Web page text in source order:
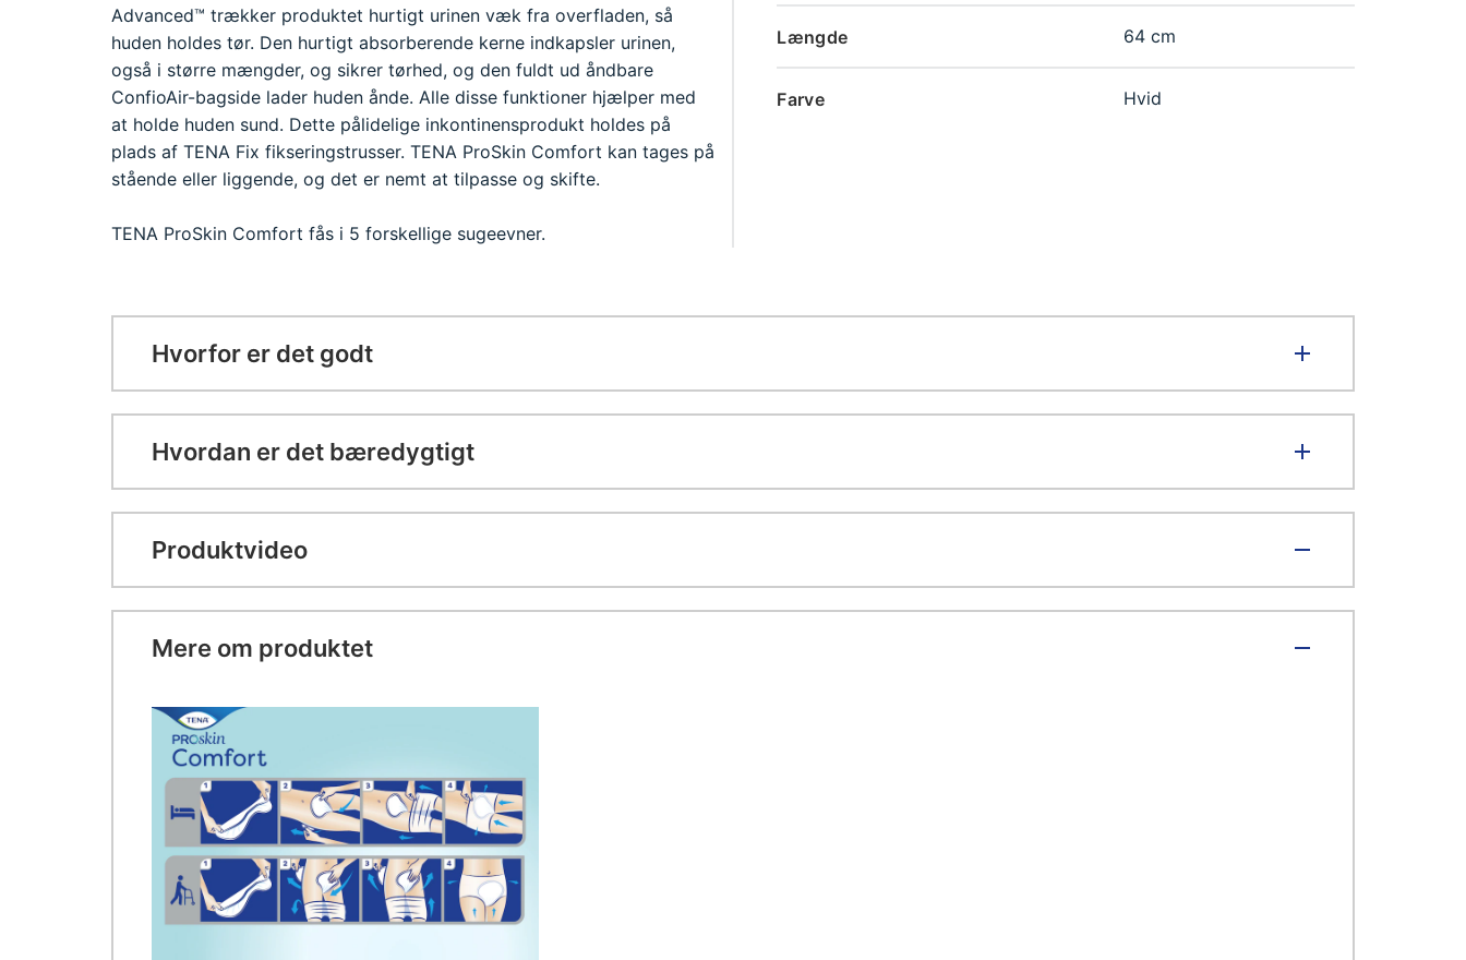
Advanced™ trækker produktet hurtigt urinen væk fra overfladen, så
huden holdes tør. Den hurtigt absorberende kerne indkapsler urinen,
også i større mængder, og sikrer tørhed, og den fuldt ud åndbare
ConfioAir-bagside lader huden ånde. Alle disse funktioner hjælper med
at holde huden sund. Dette pålidelige inkontinensprodukt holdes på
plads af TENA Fix fikseringstrusser. TENA ProSkin Comfort kan tages på
stående eller liggende, og det er nemt at tilpasse og skifte.
TENA ProSkin Comfort fås i 5 forskellige sugeevner.
Længde 64 cm
Farve Hvid
Hvorfor er det godt
Hvordan er det bæredygtigt
Produktvideo
Mere om produktet